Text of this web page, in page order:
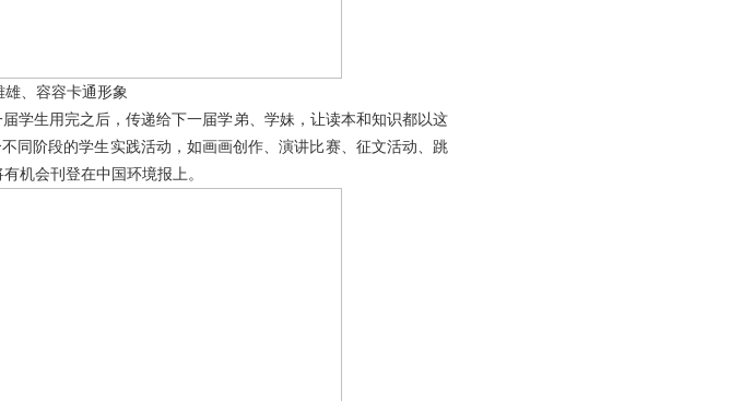
雄、容容卡通形象
学生用完之后，传递给下一届学弟、学妹，让读本和知识都以这
同阶段的学生实践活动，如画画创作、演讲比赛、征文活动、跳
机会刊登在中国环境报上。